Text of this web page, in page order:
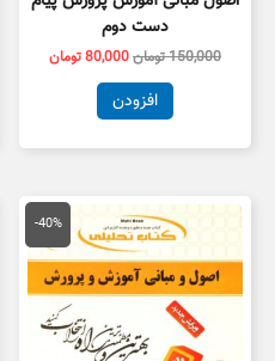
دست دوم
150,000تومان80,000تومان
افزودن
-40%
قیمت
اصلی
134,000 تومان
بود.
قیمت
فعلی
است.